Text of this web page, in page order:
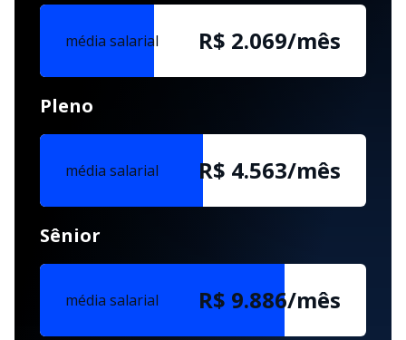
média salarial R$ 2.069/mês
Pleno
média salarial R$ 4.563/mês
Sênior
média salarial R$ 9.886/mês